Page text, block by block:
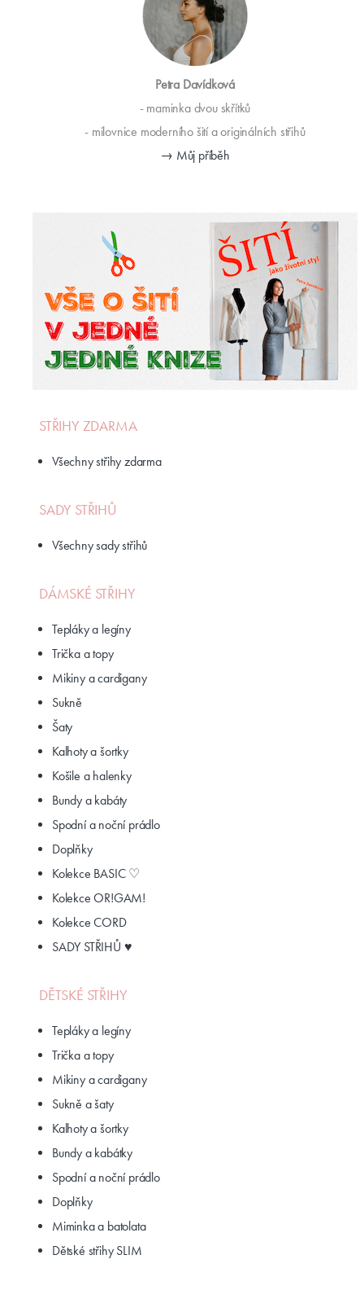
Petra Davídková
- maminka dvou skřítků
- milovnice moderního šití a originálních střihů
→ Můj příběh
STŘIHY ZDARMA
Všechny střihy zdarma
SADY STŘIHŮ
Všechny sady střihů
DÁMSKÉ STŘIHY
Tepláky a legíny
Trička a topy
Mikiny a cardigany
Sukně
Šaty
Kalhoty a šortky
Košile a halenky
Bundy a kabáty
Spodní a noční prádlo
Doplňky
Kolekce BASIC ♡
Kolekce OR!GAM!
Kolekce CORD
SADY STŘIHŮ ♥
DĚTSKÉ STŘIHY
Tepláky a legíny
Trička a topy
Mikiny a cardigany
Sukně a šaty
Kalhoty a šortky
Bundy a kabátky
Spodní a noční prádlo
Doplňky
Miminka a batolata
Dětské střihy SLIM